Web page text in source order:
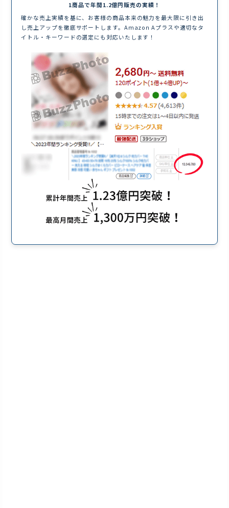
1商品で年間1.2億円販売の実績！
確かな売上実績を基に、お客様の商品本来の魅力を最大限に引き出
し売上アップを徹底サポートします。Amazon Aプラスや適切なタ
イトル・キーワードの選定にも対応いたします！